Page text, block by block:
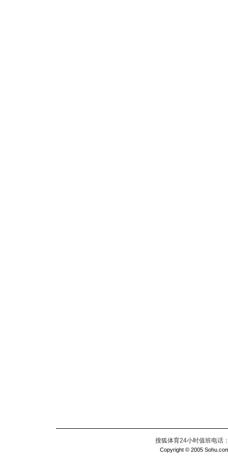
搜狐体育24小时值班电话
Copyright © 2005